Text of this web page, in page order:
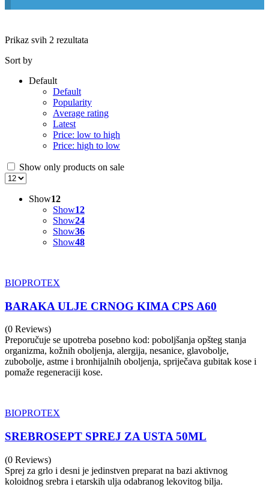
Prikaz svih 2 rezultata
Sort by
Default
Default
Popularity
Average rating
Latest
Price: low to high
Price: high to low
Show only products on sale
Show12
Show12
Show24
Show36
Show48
BIOPROTEX
BARAKA ULJE CRNOG KIMA CPS A60
(0 Reviews)
Preporučuje se upotreba posebno kod: poboljšanja opšteg stanja
organizma, kožnih oboljenja, alergija, nesanice, glavobolje,
zubobolje, astme i bronhijalnih oboljenja, spriječava gubitak kose i
pomaže regeneraciji kose.
BIOPROTEX
SREBROSEPT SPREJ ZA USTA 50ML
(0 Reviews)
Sprej za grlo i desni je jedinstven preparat na bazi aktivnog
koloidnog srebra i etarskih ulja odabranog lekovitog bilja.